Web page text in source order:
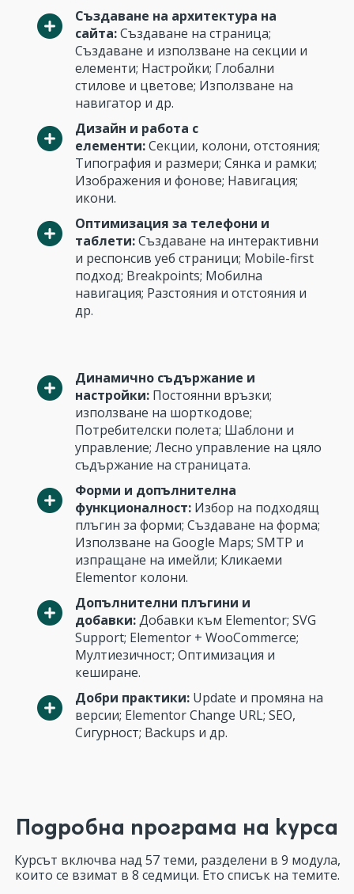
Създаване на архитектура на
сайта:Създаване на страница;
Създаване и използване на секции и
елементи; Настройки; Глобални
стилове и цветове; Използване на
навигатор и др.
Дизайн и работа с
елементи:Секции, колони, отстояния;
Типография и размери; Сянка и рамки;
Изображения и фонове; Навигация;
икони.
Оптимизация за телефони и
таблети:Създаване на интерактивни
и респонсив уеб страници; Mobile-first
подход; Breakpoints; Мобилна
навигация; Разстояния и отстояния и
др.
Динамично съдържание и
настройки: Постоянни връзки;
използване на шорткодове;
Потребителски полета; Шаблони и
управление; Лесно управление на цяло
съдържание на страницата.
Форми и допълнителна
функционалност: Избор на подходящ
плъгин за форми; Създаване на форма;
Използване на Google Maps; SMTP и
изпращане на имейли; Кликаеми
Elementor колони.
Допълнителни плъгини и
добавки:Добавки към Elementor; SVG
Support; Elementor + WooCommerce;
Мултиезичност; Оптимизация и
кеширане.
Добри практики: Update и промяна на
версии; Elementor Change URL; SEO,
Сигурност; Backups и др.
Подробна програма на курса
Курсът включва над 57 теми, разделени в 9 модула,
които се взимат в 8 седмици. Ето списък на темите.